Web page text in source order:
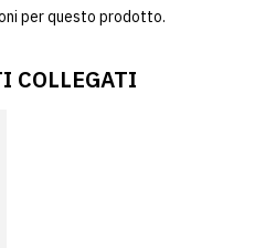
per questo prodotto.
COLLEGATI